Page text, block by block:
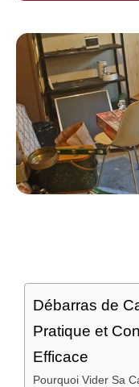
Débarras de
Pratique et
Efficace
Pourquoi Vider Sa